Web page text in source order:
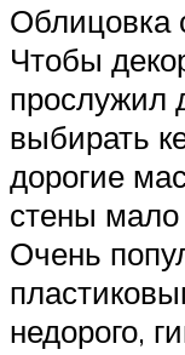
Облицовка
Чтобы
прослужил
выбирать
дорогие
стены
Очень
недорого,